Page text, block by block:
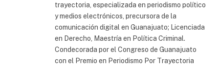
trayectoria, especializada en periodismo político
y medios electrónicos, precursora de la
comunicación digital en Guanajuato; Licenciada
en Derecho, Maestría en Política Criminal.
Condecorada por el Congreso de Guanajuato
con el Premio en Periodismo Por Trayectoria